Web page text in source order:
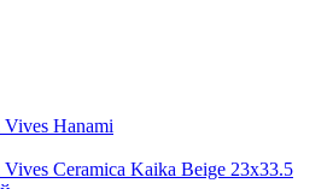
Hanami
Ceramica Kaika Beige 23x33.5